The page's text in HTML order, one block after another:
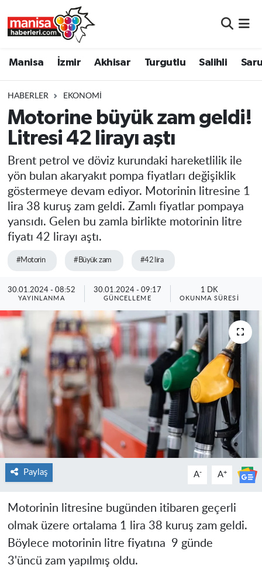
Manisa İzmir Akhisar Turgutlu Salihli
HABERLER EKONOMI
Motorine büyük zam geldi!
Litresi 42 lirayı aştı
Brent petrol ve döviz kurundaki hareketlilik ile
yön bulan akaryakıt pompa fiyatları değişiklik
göstermeye devam ediyor. Motorinin litresine 1
lira 38 kuruş zam geldi. Zamlı fiyatlar pompaya
yansıdı. Gelen bu zamla birlikte motorinin litre
fiyatı 42 lirayı aştı.
#Motorin #Büyük zam #42 lira
30.01.2024 - 08:52
YAYINLANMA
30.01.2024 - 09:17
GÜNCELLEME
1 DK
OKUNMA SÜRESI
Paylaş A- A+
Motorinin litresine bugünden itibaren geçerli
olmak üzere ortalama 1 lira 38 kuruş zam geldi.
Böylece motorinin litre fiyatına 9 günde
3'üncü zam yapılmış oldu.
Turgutlu
Salihli
Saruhanlı
Soma
Manisa Nöbetçi Eczaneler
Manisa Trafik Yoğunluk Haritası
Süper Lig Puan Durumu ve Fikstür
Tüm Manşetler
Son Dakika Haberleri